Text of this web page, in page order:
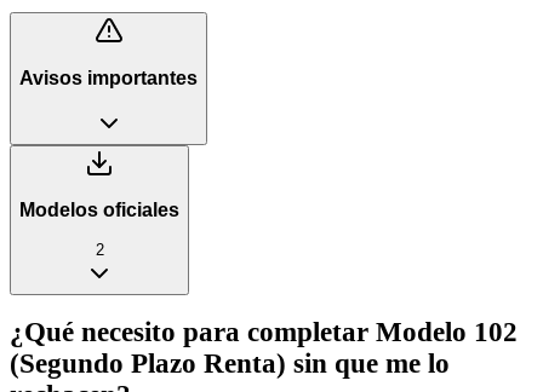
Avisos importantes
Modelos oficiales
2
¿Qué necesito para completar Modelo 102
(Segundo Plazo Renta) sin que me lo